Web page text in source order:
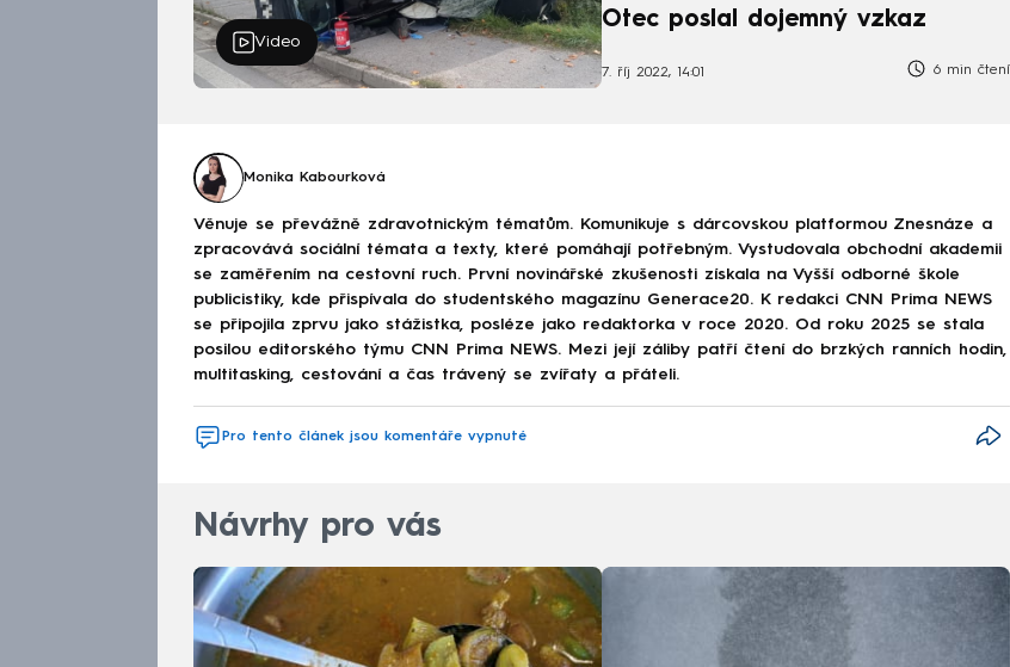
Video
Otec poslal dojemný vzkaz
7. říj 2022, 14:01 6 min čtení
Monika Kabourková
Věnuje se převážně zdravotnickým tématům. Komunikuje s dárcovskou platformou Znesnáze a
zpracovává sociální témata a texty, které pomáhají potřebným. Vystudovala obchodní akademii
se zaměřením na cestovní ruch. První novinářské zkušenosti získala na Vyšší odborné škole
publicistiky, kde přispívala do studentského magazínu Generace20. K redakci CNN Prima NEWS
se připojila zprvu jako stážistka, posléze jako redaktorka v roce 2020. Od roku 2025 se stala
posilou editorského týmu CNN Prima NEWS. Mezi její záliby patří čtení do brzkých ranních hodin,
multitasking, cestování a čas trávený se zvířaty a přáteli.
Pro tento článek jsou komentáře vypnuté
Návrhy pro vás